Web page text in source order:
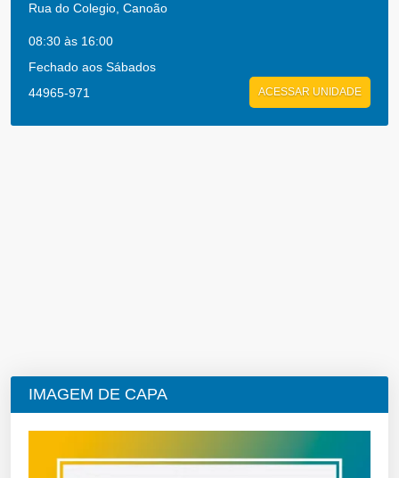
Rua do Colegio, Canoão
08:30 às 16:00
Fechado aos Sábados
44965-971
ACESSAR UNIDADE
IMAGEM DE CAPA